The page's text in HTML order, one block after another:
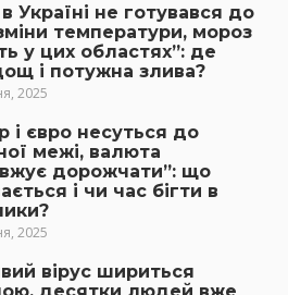
в Україні не готувався до
температури, мороз
у цих областях”: де
і потужна злива?
2025
і євро несуться до
межі, валюта
дорожчати”: що
і чи час бігти в
2025
вірус шириться
десятки людей вже